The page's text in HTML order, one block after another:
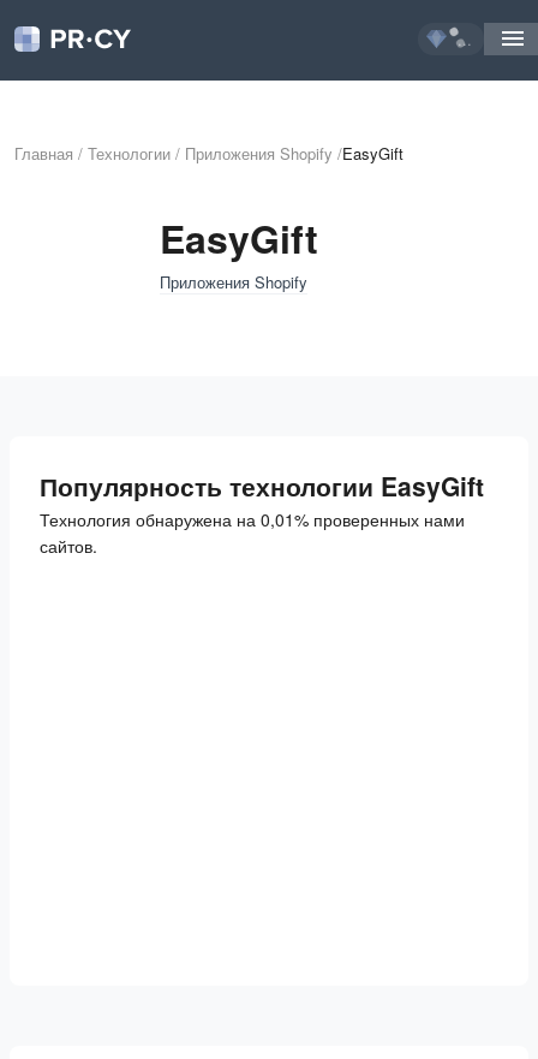
...
Главная / Технологии / Приложения Shopify /EasyGift
EasyGift
Приложения Shopify
Популярность технологии EasyGift
Технология обнаружена на 0,01% проверенных нами
сайтов.